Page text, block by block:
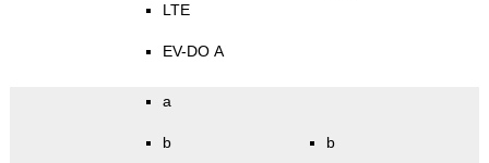
LTE
EV-DO A
a
b b